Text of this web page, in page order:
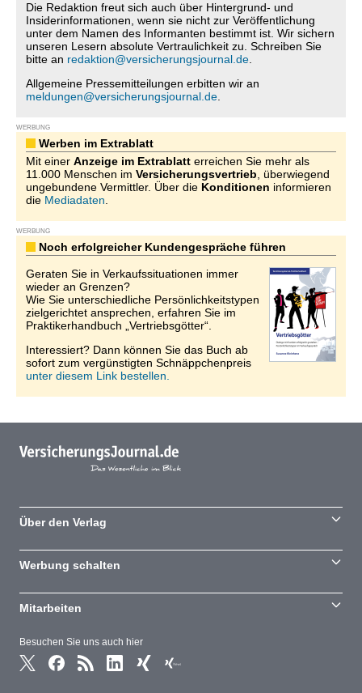
Die Redaktion freut sich auch über Hintergrund- und
Insiderinformationen, wenn sie nicht zur Veröffentlichung
unter dem Namen des Informanten bestimmt ist. Wir sichern
unseren Lesern absolute Vertraulichkeit zu. Schreiben Sie
bitte an redaktion@versicherungsjournal.de
Allgemeine Pressemitteilungen erbitten wir an
meldungen@versicherungsjournal.de
WERBUNG
Werben im Extrablatt
Mit einer Anzeige im Extrablatt erreichen Sie mehr als
11.000 Menschen im Versicherungsvertrieb , überwiegend
ungebundene Vermittler. Über die Konditionen informieren
die Mediadaten
WERBUNG
Noch erfolgreicher Kundengespräche führen
Geraten Sie in Verkaufssituationen immer
wieder an Grenzen?
Wie Sie unterschiedliche Persönlichkeitstypen
zielgerichtet ansprechen, erfahren Sie im
Praktikerhandbuch „Vertriebsgötter“.
Interessiert? Dann können Sie das Buch ab
sofort zum vergünstigten Schnäppchenpreis
unter diesem Link bestellen.
Besuchen Sie uns auch hier
Über den Verlag
Werbung schalten
Mitarbeiten